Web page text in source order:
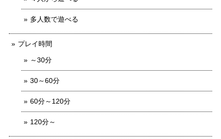
多人数で遊べる
プレイ時間
～30分
30～60分
60分～120分
120分～